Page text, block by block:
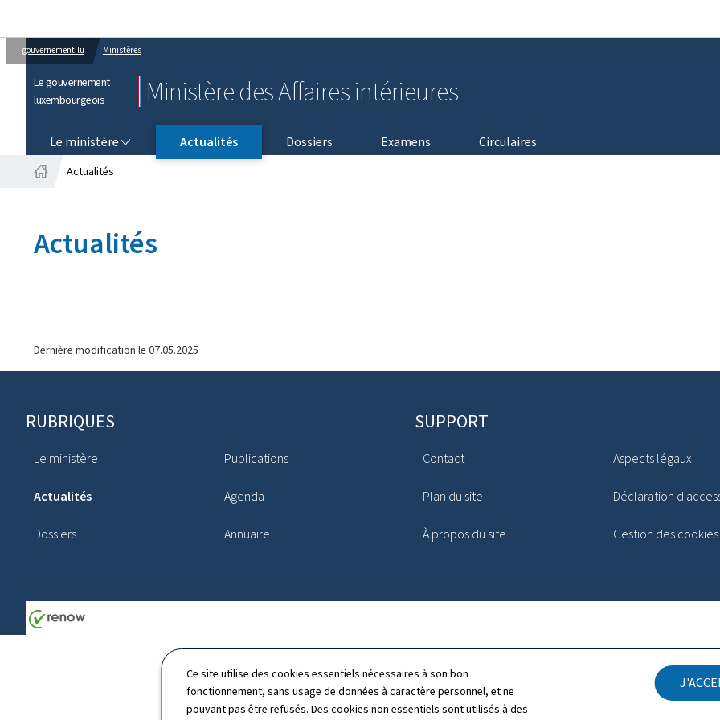
Ce site utilise des cookies essentiels nécessaires à son bon
fonctionnement, sans usage de données à caractère personnel, et ne
pouvant pas être refusés. Des cookies non essentiels sont utilisés à des
gouvernement.lu Ministères
Le gouvernement
luxembourgeois
Ministère des Affaires intérieures
Le ministère Actualités Dossiers Examens
Circulaires
Actualités
Actualités
Dernière modification le 07.05.2025
Pied
de
RUBRIQUES
Le ministère
Actualités
Dossiers
Publications
Agenda
Annuaire
SUPPORT
Contact
Plan du site
À propos du site
Aspects légaux
Déclaration
Gestion des cookies